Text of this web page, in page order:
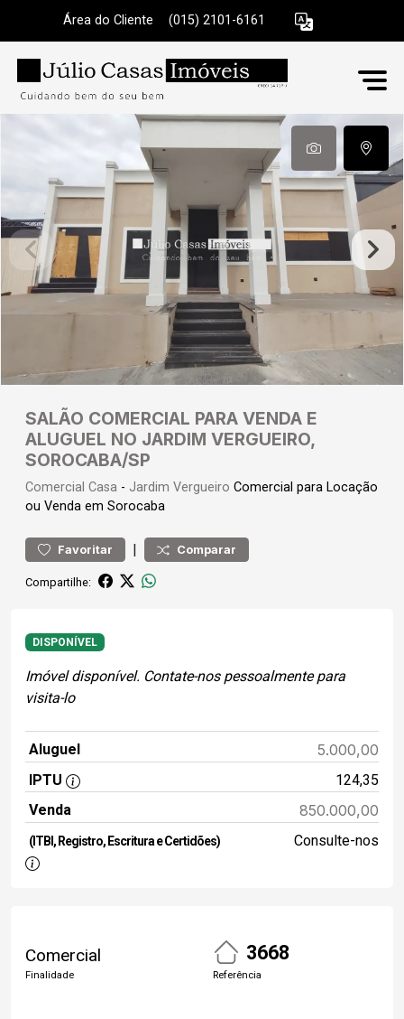
Área do Cliente (015) 2101-6161
SALÃO COMERCIAL PARA VENDA E
ALUGUEL NO JARDIM VERGUEIRO,
SOROCABA/SP
Comercial Casa - Jardim Vergueiro Comercial para Locação
ou Venda em Sorocaba
Favoritar | Comparar
Compartilhe:
DISPONÍVEL
Imóvel disponível. Contate-nos pessoalmente para
visita-lo
Aluguel 5.000,00
IPTU
124,35
Venda
850.000,00
(ITBI, Registro, Escritura e Certidões) Consulte-nos
Comercial
Finalidade
3668
Referência